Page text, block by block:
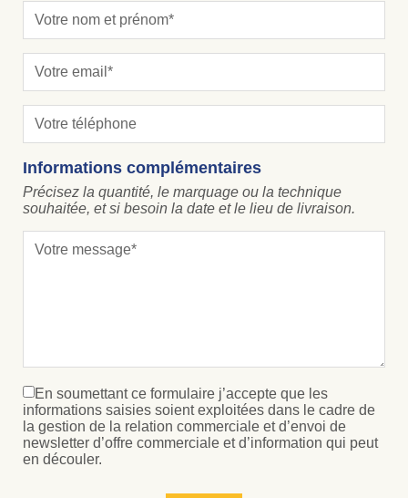
Informations complémentaires
Précisez la quantité, le marquage ou la technique
souhaitée, et si besoin la date et le lieu de livraison.
En soumettant ce formulaire j’accepte que les
informations saisies soient exploitées dans le cadre de
la gestion de la relation commerciale et d’envoi de
newsletter d’offre commerciale et d’information qui peut
en découler.